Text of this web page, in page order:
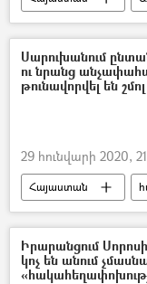
ԱՄՆ
Համբիկ
Սարուխանում
ու նրանց
թունավորվել են
29 հունվարի 2020,
Հայաստան
Պատահարներ
շմոլ գազ
Վթար, պատահար,
Իրարանցում
կոչ են անում